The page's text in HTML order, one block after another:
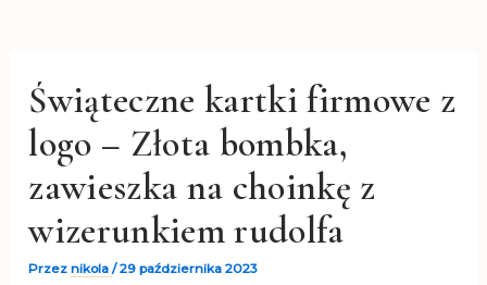
Świąteczne kartki firmowe z
logo – Złota bombka,
zawieszka na choinkę z
wizerunkiem rudolfa
Przeznikola/29 października 2023